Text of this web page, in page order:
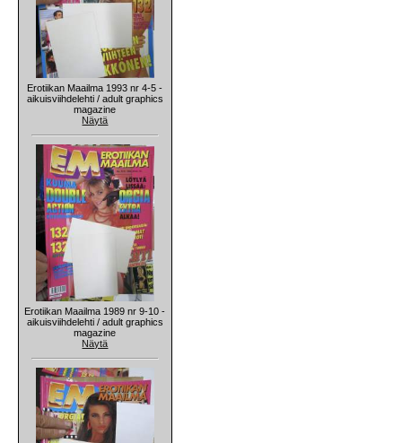
Erotiikan Maailma 1993 nr 4-5 -
aikuisviihdelehti / adult graphics
magazine
Näytä
Erotiikan Maailma 1989 nr 9-10 -
aikuisviihdelehti / adult graphics
magazine
Näytä